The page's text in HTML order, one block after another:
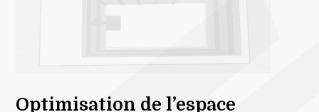
Optimisation de l’espace